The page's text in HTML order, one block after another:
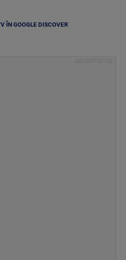
ÎN GOOGLE DISCOVER